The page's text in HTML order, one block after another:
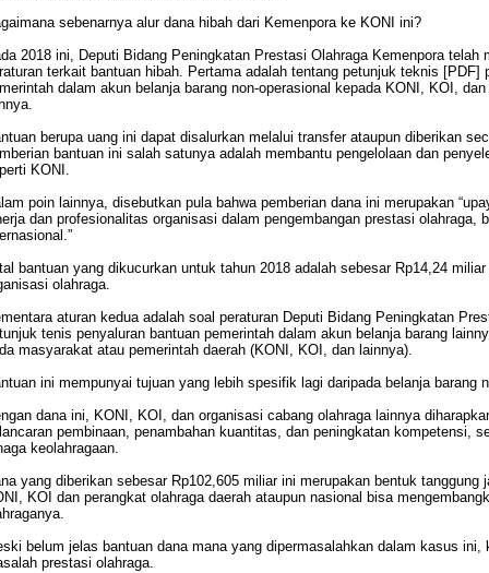
sebenarnya alur dana hibah dari Kemenpora ke KONI ini?
2018 ini, Deputi Bidang Peningkatan Prestasi Olahraga Kemenpora telah
terkait bantuan hibah. Pertama adalah tentang petunjuk teknis [PDF]
dalam akun belanja barang non-operasional kepada KONI, KOI,
berupa uang ini dapat disalurkan melalui transfer ataupun diberikan
bantuan ini salah satunya adalah membantu pengelolaan dan
KONI.
poin lainnya, disebutkan pula bahwa pemberian dana ini merupakan
dan profesionalitas organisasi dalam pengembangan prestasi olahraga,
bantuan yang dikucurkan untuk tahun 2018 adalah sebesar Rp14,24
olahraga.
aturan kedua adalah soal peraturan Deputi Bidang Peningkatan
tenis penyaluran bantuan pemerintah dalam akun belanja barang
masyarakat atau pemerintah daerah (KONI, KOI, dan lainnya).
ini mempunyai tujuan yang lebih spesifik lagi daripada belanja barang
dana ini, KONI, KOI, dan organisasi cabang olahraga lainnya
pembinaan, penambahan kuantitas, dan peningkatan kompetensi,
keolahragaan.
yang diberikan sebesar Rp102,605 miliar ini merupakan bentuk tanggung
KOI dan perangkat olahraga daerah ataupun nasional bisa
belum jelas bantuan dana mana yang dipermasalahkan dalam kasus ini,
prestasi olahraga.